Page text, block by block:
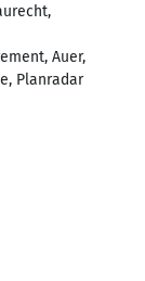
Auer,
Planradar